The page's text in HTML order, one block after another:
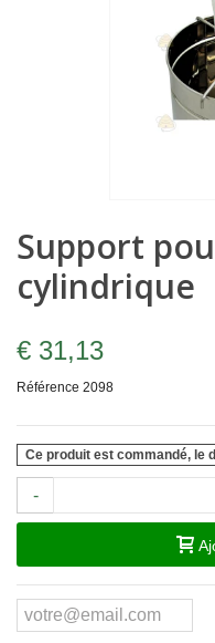
Support
cylindrique
€ 31,13
Référence 2098
Ce produit est commandé, le
-